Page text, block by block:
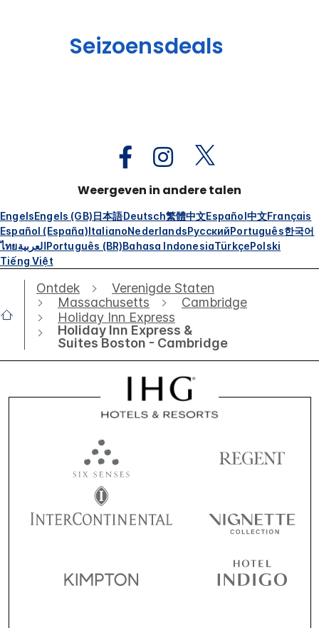
Seizoensdeals
Weergeven in andere talen
EngelsEngels (GB)日本語Deutsch繁體中文Español中文Français
Español (España)ItalianoNederlandsРусскийPortuguês한국어
ไทยالعربيةPortuguês (BR)Bahasa IndonesiaTürkçePolski
Tiếng Việt
Ontdek
Verenigde Staten
Massachusetts
Cambridge
Holiday Inn Express
Holiday Inn Express &
Suites Boston - Cambridge